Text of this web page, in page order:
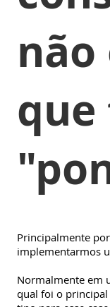
não
Principalmente
implementarmos
Normalmente em
qual foi o